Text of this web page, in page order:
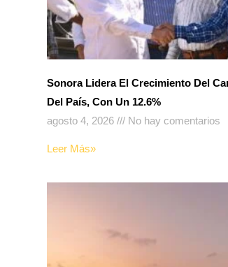
Sonora Lidera El Crecimiento Del
Del País, Con Un 12.6%
agosto 4, 2026
No hay comentarios
Leer Más»